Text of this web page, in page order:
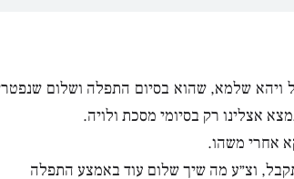
ויהא שלמא, שהוא בסיום התפלה ושלום
אצלינו רק בסיומי מסכת ולויה.
אחרי משהו.
וצ״ע מה שיך שלום עוד באמצע התפלה